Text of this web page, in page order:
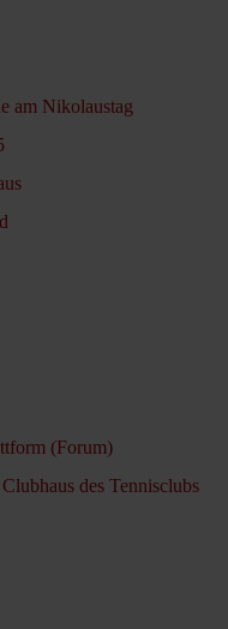
am Nikolaustag
(Forum)
des Tennisclubs